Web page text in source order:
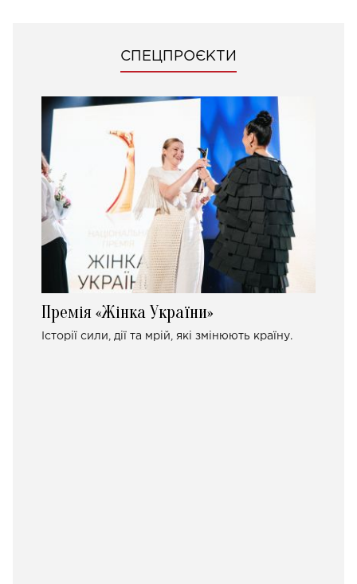
СПЕЦПРОЄКТИ
Премія «Жінка України»
Історії сили, дії та мрій, які змінюють країну.